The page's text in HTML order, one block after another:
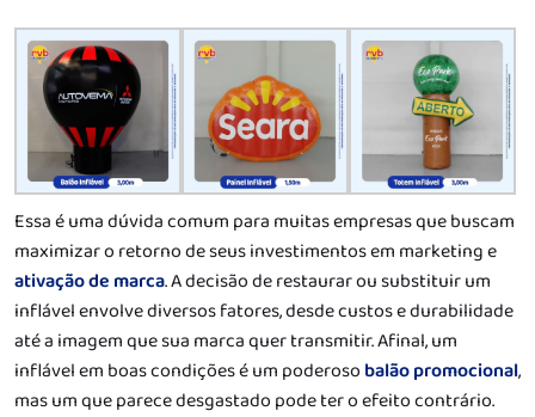
Essa é uma dúvida comum para muitas empresas que buscam
maximizar o retorno de seus investimentos em marketing e
ativação de marca. A decisão de restaurar ou substituir um
inflável envolve diversos fatores, desde custos e durabilidade
até a imagem que sua marca quer transmitir. Afinal, um
inflável em boas condições é um poderoso balão promocional,
mas um que parece desgastado pode ter o efeito contrário.